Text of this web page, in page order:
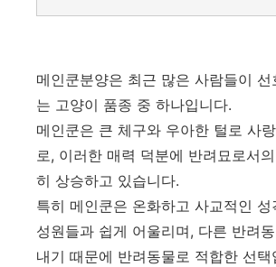
메인쿤분양은 최근 많은 사람들이 선
는 고양이 품종 중 하나입니다.
메인쿤은 큰 체구와 우아한 털로 사
로, 이러한 매력 덕분에 반려묘로서
히 상승하고 있습니다.
특히 메인쿤은 온화하고 사교적인
성원들과 쉽게 어울리며, 다른 반려
내기 때문에 반려동물로 적합한 선택